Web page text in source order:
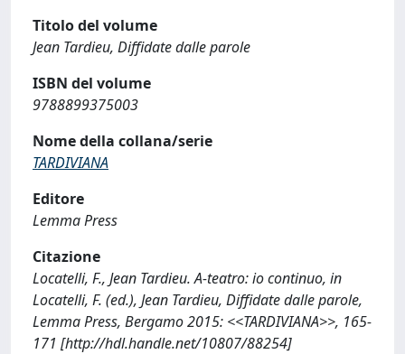
Titolo del volume
Jean Tardieu, Diffidate dalle parole
ISBN del volume
9788899375003
Nome della collana/serie
TARDIVIANA
Editore
Lemma Press
Citazione
Locatelli, F., Jean Tardieu. A-teatro: io continuo, in
Locatelli, F. (ed.), Jean Tardieu, Diffidate dalle parole,
Lemma Press, Bergamo 2015: <<TARDIVIANA>>, 165-
171 [http://hdl.handle.net/10807/88254]